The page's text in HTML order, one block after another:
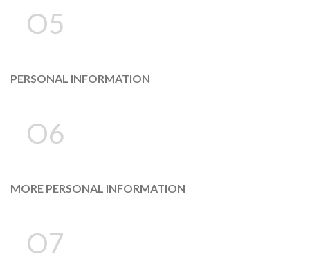
O5
PERSONAL INFORMATION
O6
MORE PERSONAL INFORMATION
O7